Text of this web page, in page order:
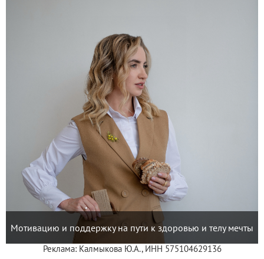
Мотивацию и поддержку на пути к здоровью и телу мечты
Реклама: Калмыкова Ю.А., ИНН 575104629136